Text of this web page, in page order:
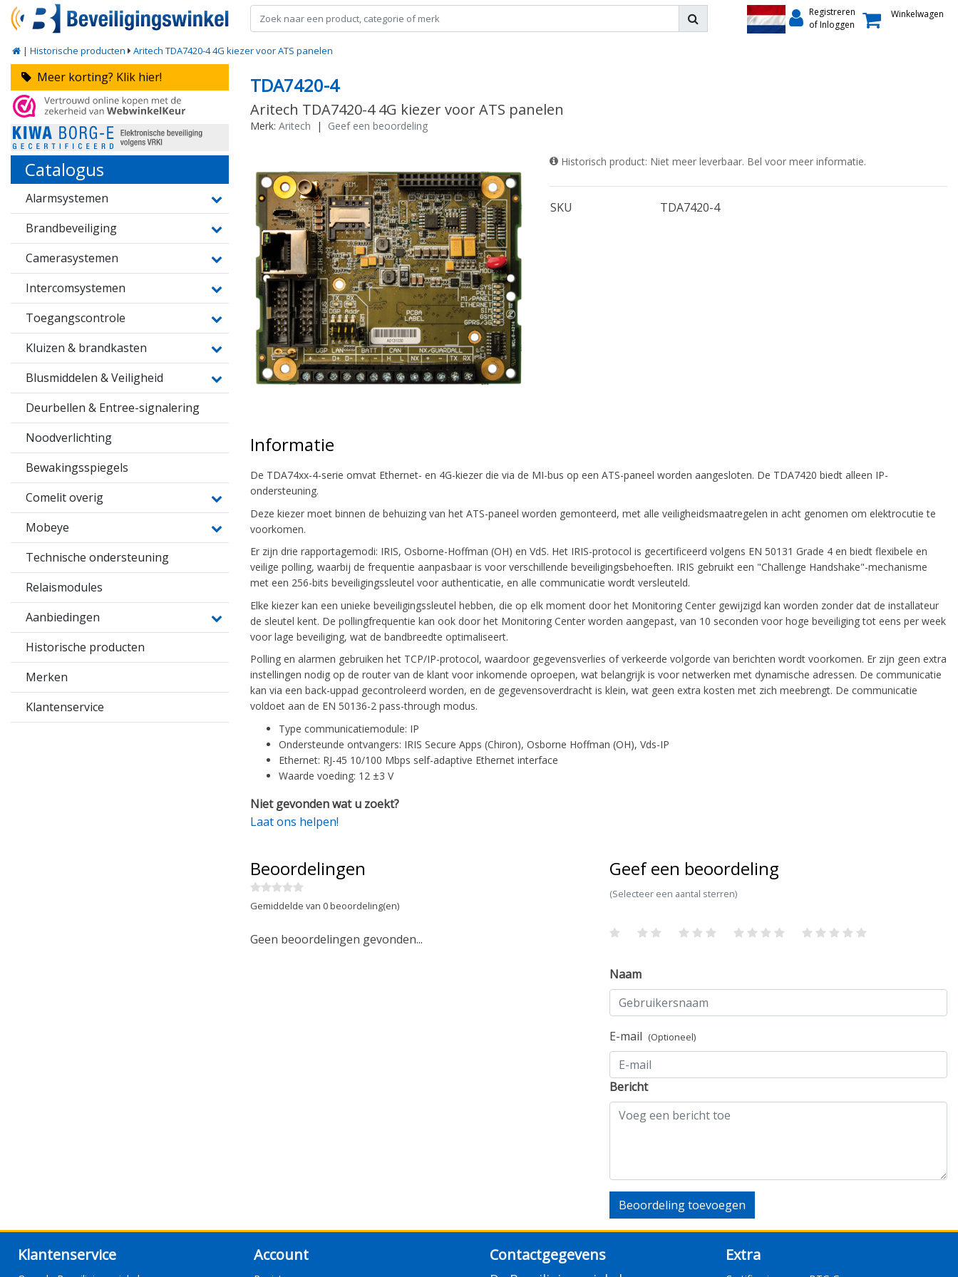
Registreren
of Inloggen
Winkelwagen
| Historische producten Aritech TDA7420-4 4G kiezer voor ATS panelen
Meer korting? Klik hier!
Catalogus
Alarmsystemen
Brandbeveiliging
Camerasystemen
Intercomsystemen
Toegangscontrole
Kluizen & brandkasten
Blusmiddelen & Veiligheid
Deurbellen & Entree-signalering
Noodverlichting
Bewakingsspiegels
Comelit overig
Mobeye
Technische ondersteuning
Relaismodules
Aanbiedingen
Historische producten
Merken
Klantenservice
TDA7420-4
Aritech TDA7420-4 4G kiezer voor ATS panelen
Merk: Aritech | Geef een beoordeling
Historisch product: Niet meer leverbaar. Bel voor meer informatie.
SKU TDA7420-4
Informatie
De TDA74xx-4-serie omvat Ethernet- en 4G-kiezer die via de MI-bus op een ATS-paneel worden aangesloten. De TDA7420 biedt alleen IP-
ondersteuning.
Deze kiezer moet binnen de behuizing van het ATS-paneel worden gemonteerd, met alle veiligheidsmaatregelen in acht genomen om elektrocutie te
voorkomen.
Er zijn drie rapportagemodi: IRIS, Osborne-Hoffman (OH) en VdS. Het IRIS-protocol is gecertificeerd volgens EN 50131 Grade 4 en biedt flexibele en
veilige polling, waarbij de frequentie aanpasbaar is voor verschillende beveiligingsbehoeften. IRIS gebruikt een "Challenge Handshake"-mechanisme
met een 256-bits beveiligingssleutel voor authenticatie, en alle communicatie wordt versleuteld.
Elke kiezer kan een unieke beveiligingssleutel hebben, die op elk moment door het Monitoring Center gewijzigd kan worden zonder dat de installateur
de sleutel kent. De pollingfrequentie kan ook door het Monitoring Center worden aangepast, van 10 seconden voor hoge beveiliging tot eens per week
voor lage beveiliging, wat de bandbreedte optimaliseert.
Polling en alarmen gebruiken het TCP/IP-protocol, waardoor gegevensverlies of verkeerde volgorde van berichten wordt voorkomen. Er zijn geen extra
instellingen nodig op de router van de klant voor inkomende oproepen, wat belangrijk is voor netwerken met dynamische adressen. De communicatie
kan via een back-uppad gecontroleerd worden, en de gegevensoverdracht is klein, wat geen extra kosten met zich meebrengt. De communicatie
voldoet aan de EN 50136-2 pass-through modus.
Type communicatiemodule: IP
Ondersteunde ontvangers: IRIS Secure Apps (Chiron), Osborne Hoffman (OH), Vds-IP
Ethernet: RJ-45 10/100 Mbps self-adaptive Ethernet interface
Waarde voeding: 12 ±3 V
Niet gevonden wat u zoekt?
Laat ons helpen!
Beoordelingen
Gemiddelde van 0 beoordeling(en)
Geen beoordelingen gevonden...
Geef een beoordeling
(Selecteer een aantal sterren)
Naam
E-mail (Optioneel)
Bericht
Beoordeling toevoegen
Klantenservice Account Contactgegevens Extra